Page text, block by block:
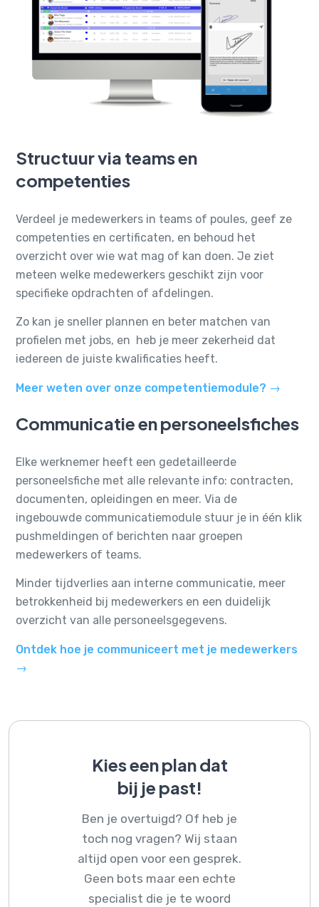
Structuur via teams en
competenties
Verdeel je medewerkers in teams of poules, geef ze
competenties en certificaten, en behoud het
overzicht over wie wat mag of kan doen. Je ziet
meteen welke medewerkers geschikt zijn voor
specifieke opdrachten of afdelingen.
Zo kan je sneller plannen en beter matchen van
profielen met jobs, en heb je meer zekerheid dat
iedereen de juiste kwalificaties heeft.
Meer weten over onze competentiemodule? →
Communicatie en personeelsfiches
Elke werknemer heeft een gedetailleerde
personeelsfiche met alle relevante info: contracten,
documenten, opleidingen en meer. Via de
ingebouwde communicatiemodule stuur je in één klik
pushmeldingen of berichten naar groepen
medewerkers of teams.
Minder tijdverlies aan interne communicatie, meer
betrokkenheid bij medewerkers en een duidelijk
overzicht van alle personeelsgegevens.
Ontdek hoe je communiceert met je medewerkers
→
Kies een plan dat
bij je past!
Ben je overtuigd? Of heb je
toch nog vragen? Wij staan
altijd open voor een gesprek.
Geen bots maar een echte
specialist die je te woord